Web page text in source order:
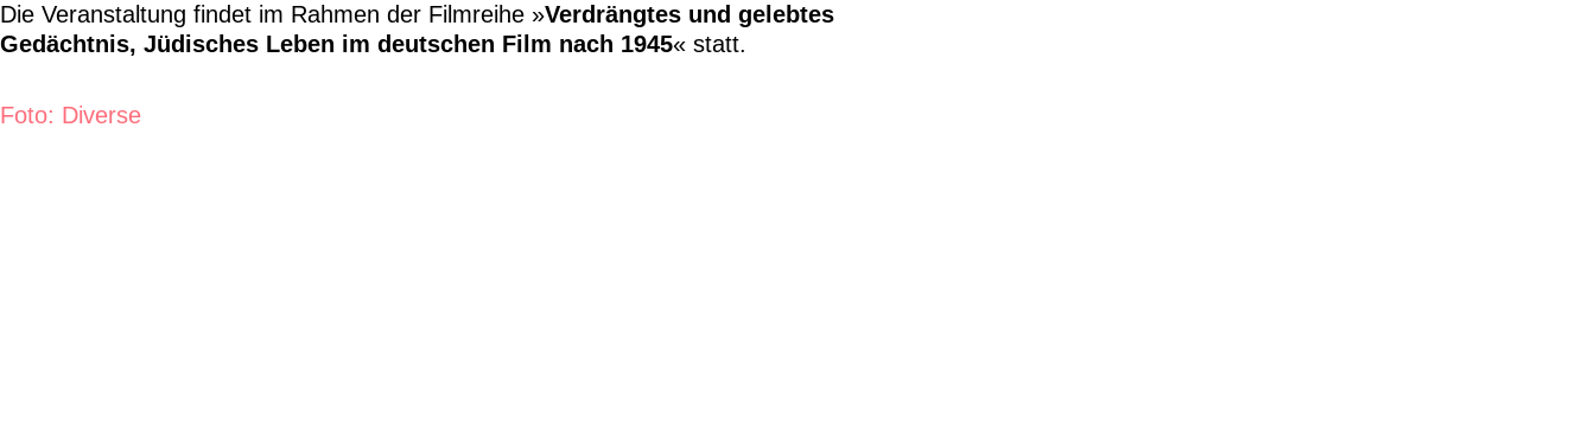
Die Veranstaltung findet im Rahmen der Filmreihe »Verdrängtes und gelebtes
Gedächtnis, Jüdisches Leben im deutschen Film nach 1945« statt.
Foto: Diverse